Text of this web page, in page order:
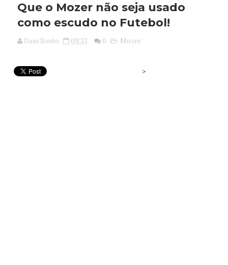
Que o Mozer não seja usado
como escudo no Futebol!
Dani Souto 09:33 0 Mozer
>